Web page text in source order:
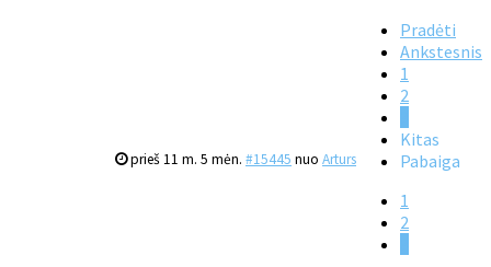
Pradėti
Ankstesnis
1
2
Kitas
Pabaiga
1
2
prieš 11 m. 5 mėn. #15445 nuo Arturs